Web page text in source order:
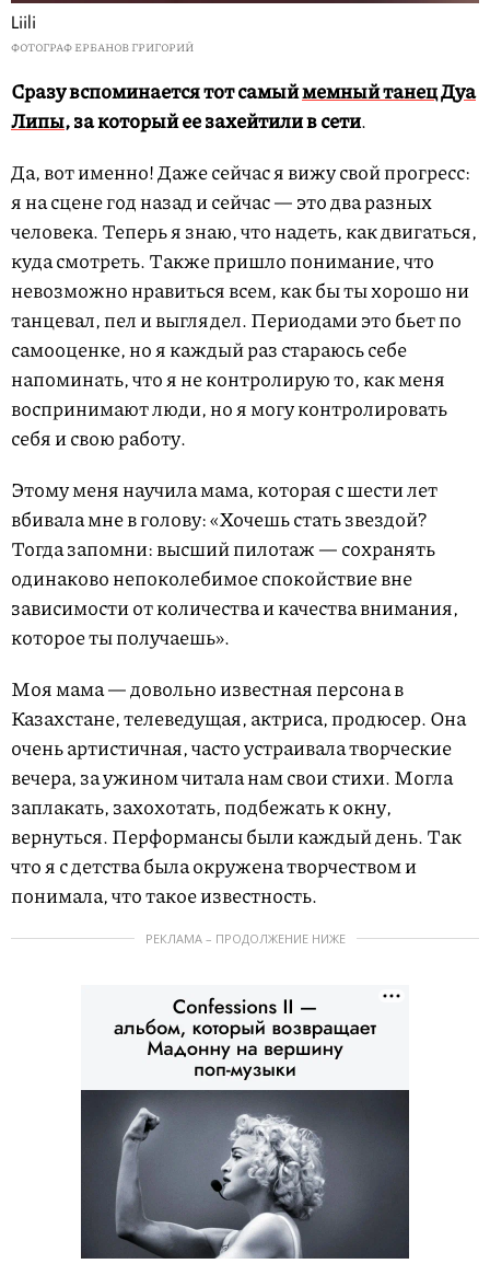
Liili
ФОТОГРАФ ЕРБАНОВ ГРИГОРИЙ
Сразу вспоминается тот самыймемный танец Дуа
Липы, за который ее захейтили в сети.
Да, вот именно! Даже сейчас я вижу свой прогресс:
я на сцене год назад и сейчас — это два разных
человека. Теперь я знаю, что надеть, как двигаться,
куда смотреть. Также пришло понимание, что
невозможно нравиться всем, как бы ты хорошо ни
танцевал, пел и выглядел. Периодами это бьет по
самооценке, но я каждый раз стараюсь себе
напоминать, что я не контролирую то, как меня
воспринимают люди, но я могу контролировать
себя и свою работу.
Этому меня научила мама, которая с шести лет
вбивала мне в голову: «Хочешь стать звездой?
Тогда запомни: высший пилотаж — сохранять
одинаково непоколебимое спокойствие вне
зависимости от количества и качества внимания,
которое ты получаешь».
Моя мама — довольно известная персона в
Казахстане, телеведущая, актриса, продюсер. Она
очень артистичная, часто устраивала творческие
вечера, за ужином читала нам свои стихи. Могла
заплакать, захохотать, подбежать к окну,
вернуться. Перформансы были каждый день. Так
что я с детства была окружена творчеством и
понимала, что такое известность.
РЕКЛАМА – ПРОДОЛЖЕНИЕ НИЖЕ